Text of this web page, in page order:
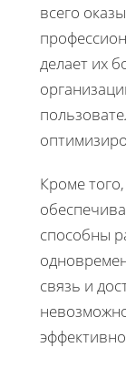
всего
делает их
Кроме
способны
связь и